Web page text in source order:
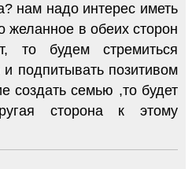
нам надо интерес иметь
желанное в обеих сторон
то будем стремиться
подпитывать позитивом
создать семью ,то будет
сторона к этому